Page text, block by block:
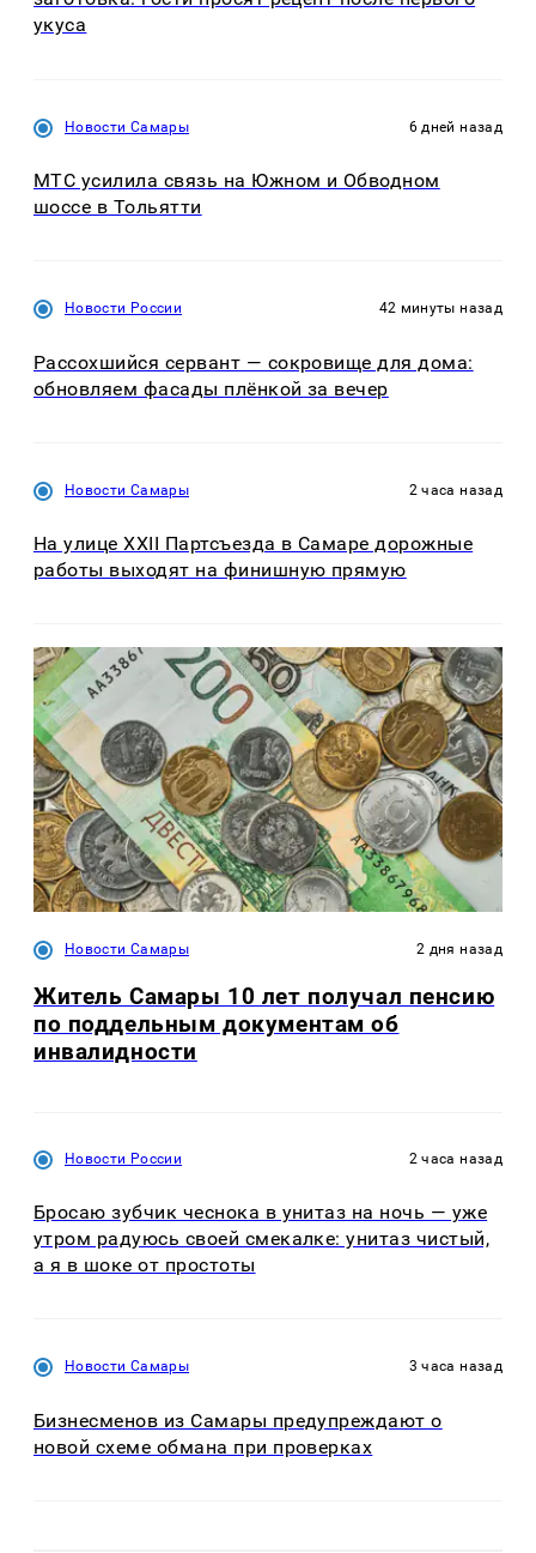
укуса
Новости Самары 6 дней назад
МТС усилила связь на Южном и Обводном
шоссе в Тольятти
Новости России 42 минуты назад
Рассохшийся сервант — сокровище для дома:
обновляем фасады плёнкой за вечер
Новости Самары 2 часа назад
На улице XXII Партсъезда в Самаре дорожные
работы выходят на финишную прямую
Новости Самары 2 дня назад
Житель Самары 10 лет получал пенсию
по поддельным документам об
инвалидности
Новости России 2 часа назад
Бросаю зубчик чеснока в унитаз на ночь — уже
утром радуюсь своей смекалке: унитаз чистый,
а я в шоке от простоты
Новости Самары 3 часа назад
Бизнесменов из Самары предупреждают о
новой схеме обмана при проверках